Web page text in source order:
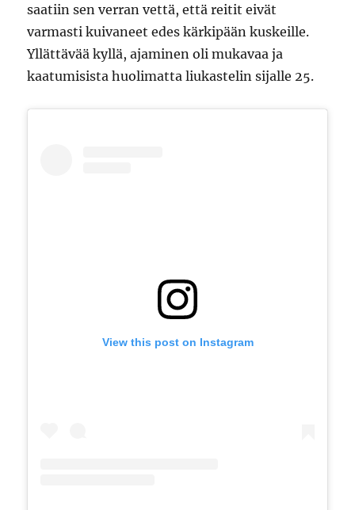
saatiin sen verran vettä, että reitit eivät
varmasti kuivaneet edes kärkipään kuskeille.
Yllättävää kyllä, ajaminen oli mukavaa ja
kaatumisista huolimatta liukastelin sijalle 25.
View this post on Instagram